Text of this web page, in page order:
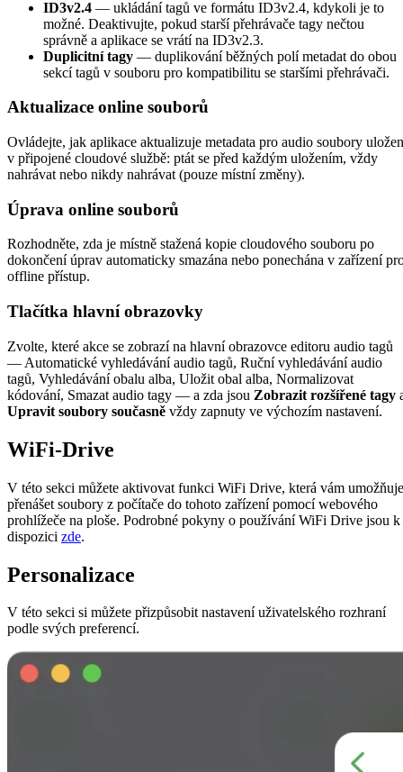
ID3v2.4 — ukládání tagů ve formátu ID3v2.4, kdykoli je to
možné. Deaktivujte, pokud starší přehrávače tagy nečtou
správně a aplikace se vrátí na ID3v2.3.
Duplicitní tagy — duplikování běžných polí metadat do obou
sekcí tagů v souboru pro kompatibilitu se staršími přehrávači.
Aktualizace online souborů
Ovládejte, jak aplikace aktualizuje metadata pro audio soubory
v připojené cloudové službě: ptát se před každým uložením, vždy
nahrávat nebo nikdy nahrávat (pouze místní změny).
Úprava online souborů
Rozhodněte, zda je místně stažená kopie cloudového souboru po
dokončení úprav automaticky smazána nebo ponechána v zařízení
offline přístup.
Tlačítka hlavní obrazovky
Zvolte, které akce se zobrazí na hlavní obrazovce editoru audio tagů
— Automatické vyhledávání audio tagů, Ruční vyhledávání audio
tagů, Vyhledávání obalu alba, Uložit obal alba, Normalizovat
kódování, Smazat audio tagy — a zda jsou Zobrazit rozšířené tagy
Upravit soubory současně vždy zapnuty ve výchozím nastavení.
WiFi-Drive
V této sekci můžete aktivovat funkci WiFi Drive, která vám umožňuje
přenášet soubory z počítače do tohoto zařízení pomocí webového
prohlížeče na ploše. Podrobné pokyny o používání WiFi Drive jsou k
dispozici zde.
Personalizace
V této sekci si můžete přizpůsobit nastavení uživatelského rozhraní
podle svých preferencí.